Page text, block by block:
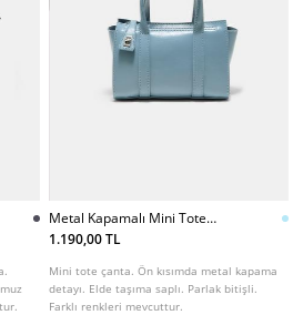
Metal Kapamalı Mini Tote
Canta
1.190,00 TL
Mini tote çanta. Ön kısımda metal kapama
detayı. Elde taşıma saplı. Parlak bitişli.
Farklı renkleri mevcuttur.